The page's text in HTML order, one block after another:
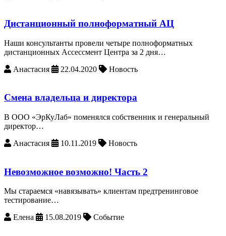
Дистанционный полноформатный АЦ
Наши консультанты провели четыре полноформатных
дистанционных Ассессмент Центра за 2 дня…
Анастасия
22.04.2020 Новость
Смена владельца и директора
В ООО «ЭрКуЛаб» поменялся собственник и генеральный
директор…
Анастасия
10.11.2019 Новость
Невозможное возможно! Часть 2
Мы стараемся «навязывать» клиентам предтренинговое
тестирование…
Елена
15.08.2019 Событие